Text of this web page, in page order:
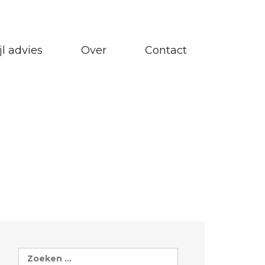
advies Over Contact
Zoeken